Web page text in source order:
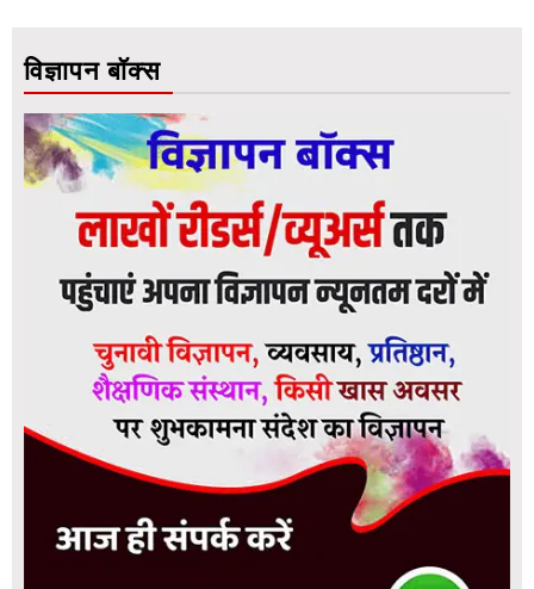
विज्ञापन बॉक्स